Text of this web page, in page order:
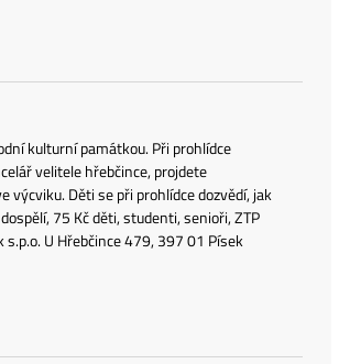
kulturní památkou. Při prohlídce
velitele hřebčince, projdete
Děti se při prohlídce dozvědí, jak
75 Kč děti, studenti, senioři, ZTP
U Hřebčince 479, 397 01 Písek